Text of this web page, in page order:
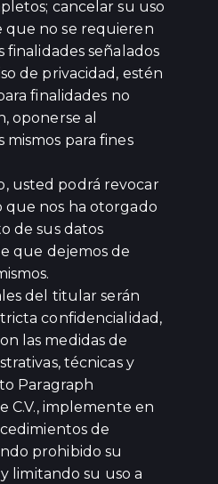
cancelar su uso
que no se requieren
finalidades señalados
de privacidad, estén
finalidades no
oponerse al
para fines
usted podrá revocar
nos ha otorgado
de sus datos
que dejemos de
del titular serán
confidencialidad,
las medidas de
técnicas y
Paragraph
C.V., implemente en
de
prohibido su
limitando su uso a